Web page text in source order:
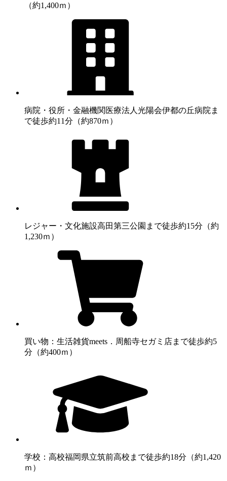
（約1,400ｍ）
病院・役所・金融機関 医療法人光陽会伊都の丘病院ま
で徒歩約11分（約870ｍ）
レジャー・文化施設高田第三公園まで徒歩約15分（約
1,230ｍ）
買い物：生活雑貨meets．周船寺セガミ店まで徒歩約5
分（約400ｍ）
学校：高校福岡県立筑前高校まで徒歩約18分（約1,420
ｍ）